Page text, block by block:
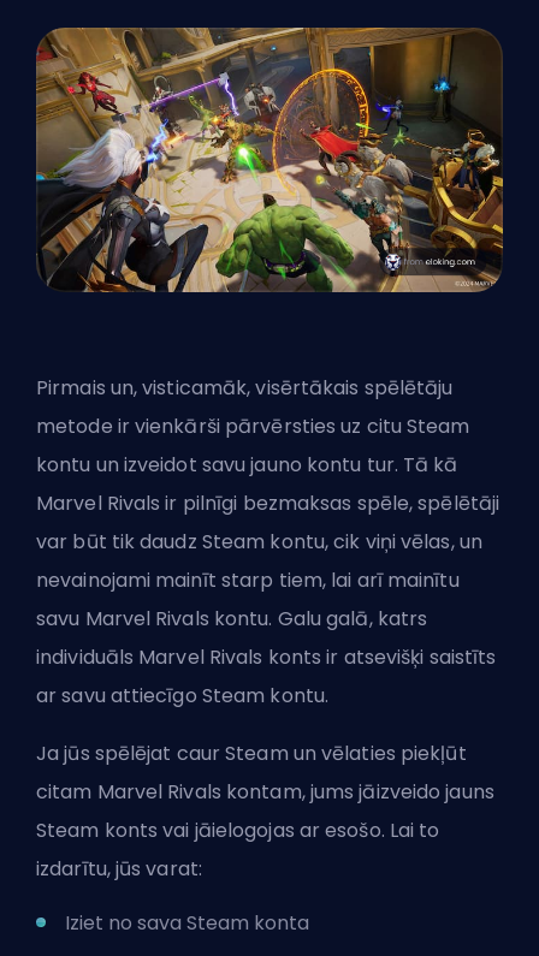
Pirmais un, visticamāk, visērtākais spēlētāju
metode ir vienkārši pārvērsties uz citu Steam
kontu un izveidot savu jauno kontu tur. Tā kā
Marvel Rivals ir pilnīgi bezmaksas spēle, spēlētāji
var būt tik daudz Steam kontu, cik viņi vēlas, un
nevainojami mainīt starp tiem, lai arī mainītu
savu Marvel Rivals kontu. Galu galā, katrs
individuāls Marvel Rivals konts ir atsevišķi saistīts
ar savu attiecīgo Steam kontu.
Ja jūs spēlējat caur Steam un vēlaties piekļūt
citam Marvel Rivals kontam, jums jāizveido jauns
Steam konts vai jāielogojas ar esošo. Lai to
izdarītu, jūs varat:
Iziet no sava Steam konta